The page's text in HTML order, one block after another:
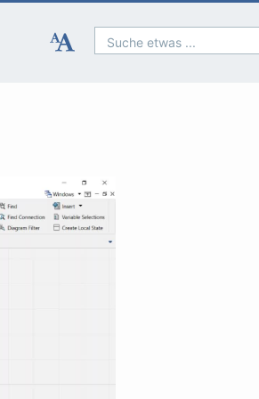
Suche etwas ...